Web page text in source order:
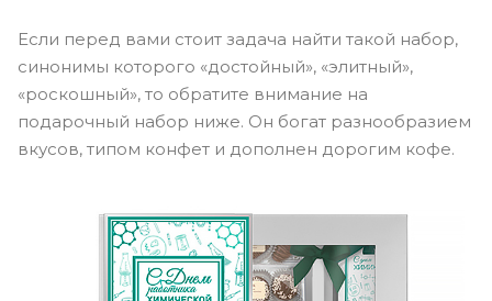
Если перед вами стоит задача найти такой набор,
синонимы которого «достойный», «элитный»,
«роскошный», то обратите внимание на
подарочный набор ниже. Он богат разнообразием
вкусов, типом конфет и дополнен дорогим кофе.